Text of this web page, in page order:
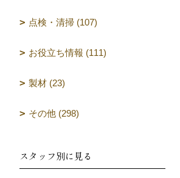
点検・清掃 (107)
お役立ち情報 (111)
製材 (23)
その他 (298)
スタッフ別に見る